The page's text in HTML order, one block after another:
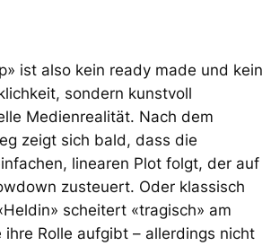
ist also kein ready made und kein
sondern kunstvoll
Medienrealität. Nach dem
zeigt sich bald, dass die
linearen Plot folgt, der auf
zusteuert. Oder klassisch
scheitert «tragisch» am
ihre Rolle aufgibt – allerdings nicht